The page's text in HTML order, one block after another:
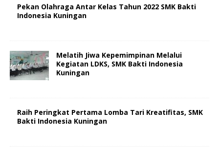
Pekan Olahraga Antar Kelas Tahun 2022 SMK Bakti
Indonesia Kuningan
Melatih Jiwa Kepemimpinan Melalui
Kegiatan LDKS, SMK Bakti Indonesia
Kuningan
Raih Peringkat Pertama Lomba Tari Kreatifitas, SMK
Bakti Indonesia Kuningan